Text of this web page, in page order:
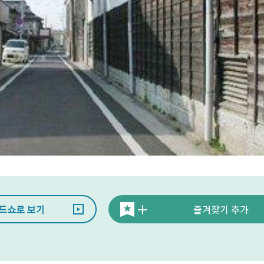
쇼로 보기 즐겨찾기 추가